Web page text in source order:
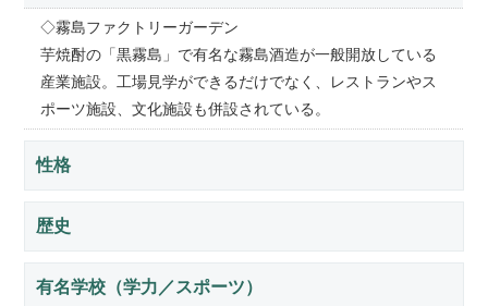
◇霧島ファクトリーガーデン
芋焼酎の「黒霧島」で有名な霧島酒造が一般開放している
産業施設。工場見学ができるだけでなく、レストランやス
ポーツ施設、文化施設も併設されている。
性格
歴史
有名学校（学力／スポーツ）